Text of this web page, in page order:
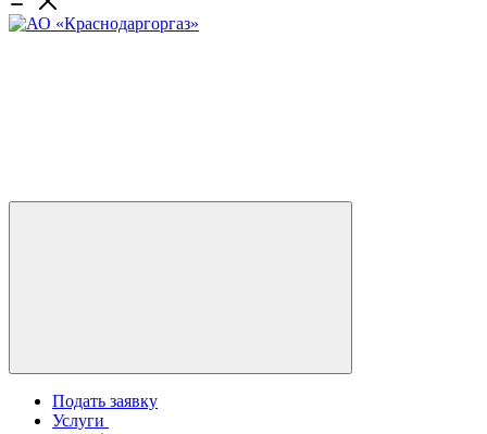
Подать заявку
Услуги